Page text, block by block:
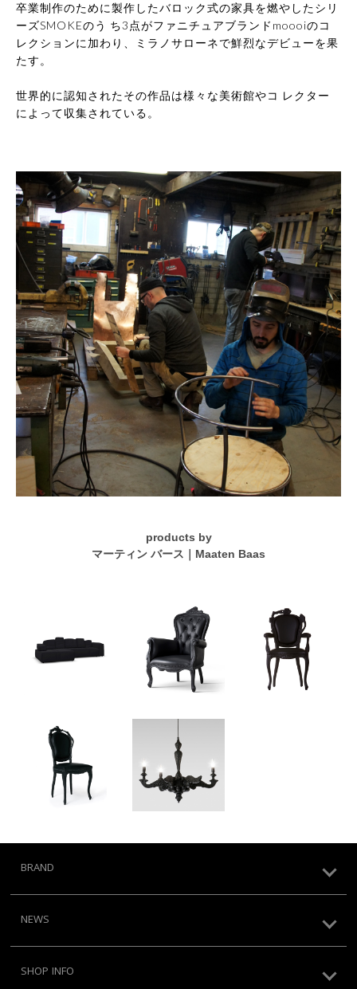
卒業制作のために製作したバロック式の家具を燃やしたシリ
ーズSMOKEのう ち3点がファニチュアブランドmoooiのコ
レクションに加わり、ミラノサローネで鮮烈なデビューを果
たす。
世界的に認知されたその作品は様々な美術館やコ レクター
によって収集されている。
products by
マーティン バース｜Maaten Baas
BRAND
NEWS
SHOP INFO